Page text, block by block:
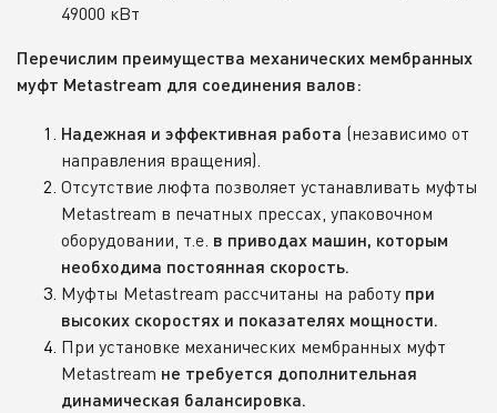
49000 кВт
Перечислим преимущества механических мембранных
муфт Metastream для соединения валов:
Надежная и эффективная работа (независимо от
направления вращения).
Отсутствие люфта позволяет устанавливать муфты
Metastream в печатных прессах, упаковочном
оборудовании, т.е. в приводах машин, которым
необходима постоянная скорость.
Муфты Metastream рассчитаны на работу при
высоких скоростях и показателях мощности.
При установке механических мембранных муфт
Metastream не требуется дополнительная
динамическая балансировка.